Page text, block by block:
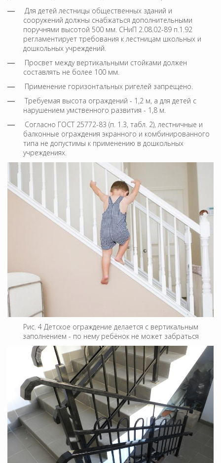
Для детей лестницы общественных зданий и
сооружений должны снабжаться дополнительными
поручнями высотой 500 мм. СНиП 2.08.02-89 п.1.92
регламентирует требования к лестницам школьных и
дошкольных учреждений.
Просвет между вертикальными стойками должен
составлять не более 100 мм.
Применение горизонтальных ригелей запрещено.
Требуемая высота ограждений - 1,2 м, а для детей с
нарушением умственного развития - 1,8 м.
Согласно ГОСТ 25772-83 (п. 1.3, табл. 2), лестничные и
балконные ограждения экранного и комбинированного
типа не допустимы к применению в дошкольных
учреждениях.
Рис. 4 Детское ограждение делается с вертикальным
заполнением - по нему ребёнок не может забраться